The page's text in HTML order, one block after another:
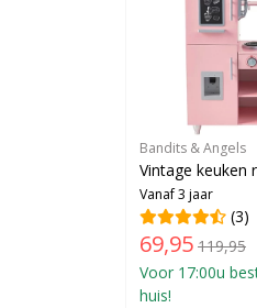
Bandits & Angels
Vintage keuken
Vanaf 3 jaar
(3)
69,95 119,95
Voor 17:00u
huis!